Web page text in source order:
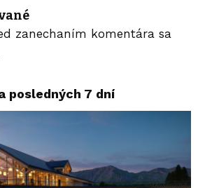
zanechaním komentára sa
posledných 7 dní